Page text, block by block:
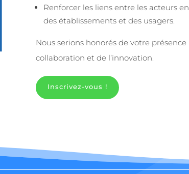
Renforcer les liens entre les acteurs
des établissements et des usagers.
Nous serions honorés de votre
collaboration et de l’innovation.
Inscrivez-vous !